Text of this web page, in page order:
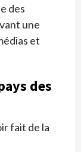
des
une
et
des
fait de la